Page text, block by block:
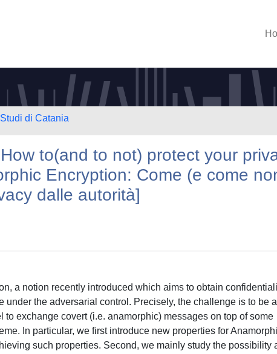
di Catania
to(and to not) protect your
Encryption: Come (e come
dalle autorità]
a notion recently introduced which aims to obtain
under the adversarial control. Precisely, the challenge is to be
exchange covert (i.e. anamorphic) messages on top of some
In particular, we first introduce new properties for
such properties. Second, we mainly study the possibility